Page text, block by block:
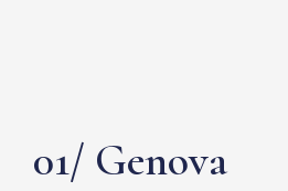
01/ Genova